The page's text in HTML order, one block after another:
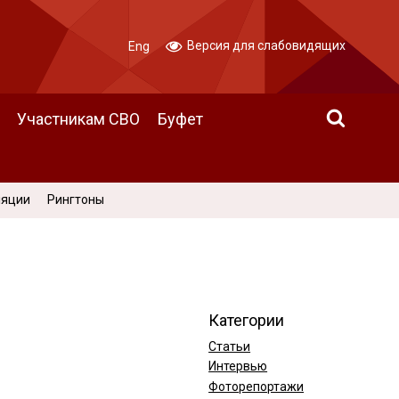
Участникам СВО
Буфет
Eng Версия для слабовидящих
Рингтоны
Категории
Статьи
Интервью
Фоторепортажи